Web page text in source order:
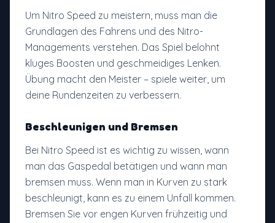
Um Nitro Speed zu meistern, muss man die
Grundlagen des Fahrens und des Nitro-
Managements verstehen. Das Spiel belohnt
kluges Boosten und geschmeidiges Lenken.
Übung macht den Meister – spiele weiter, um
deine Rundenzeiten zu verbessern.
Beschleunigen und Bremsen
Bei Nitro Speed ist es wichtig zu wissen, wann
man das Gaspedal betätigen und wann man
bremsen muss. Wenn man in Kurven zu stark
beschleunigt, kann es zu einem Unfall kommen.
Bremsen Sie vor engen Kurven frühzeitig und